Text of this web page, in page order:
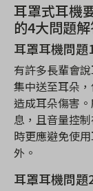
耳罩式耳機
的4大問題
耳罩耳機問題
有許多長輩會
集中送至耳朵
造成耳朵傷害
息，且音量控
時更應避免使
外。
耳罩耳機問題